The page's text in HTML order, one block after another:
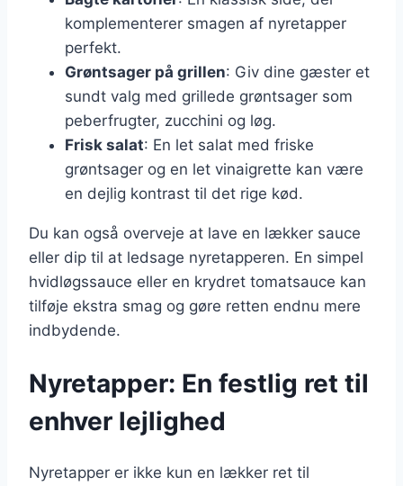
komplementerer smagen af nyretapper
perfekt.
Grøntsager på grillen: Giv dine gæster et
sundt valg med grillede grøntsager som
peberfrugter, zucchini og løg.
Frisk salat: En let salat med friske
grøntsager og en let vinaigrette kan være
en dejlig kontrast til det rige kød.
Du kan også overveje at lave en lækker sauce
eller dip til at ledsage nyretapperen. En simpel
hvidløgssauce eller en krydret tomatsauce kan
tilføje ekstra smag og gøre retten endnu mere
indbydende.
Nyretapper: En festlig ret til
enhver lejlighed
Nyretapper er ikke kun en lækker ret til